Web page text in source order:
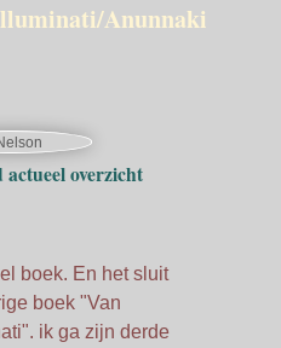
Anunnaki
overzicht
boek. En het sluit
boek "Van
ik ga zijn derde